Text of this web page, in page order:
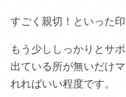
すごく親切！といった印
もう少ししっかりとサ
出ている所が無いだけ
れればいい程度です。